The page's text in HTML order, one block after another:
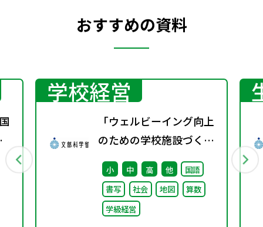
おすすめの資料
学校経営
「ウェルビーイング向上
のための学校施設づくり
のアイディア集」の公表
について
小 中 高 他
国語
書写
社会 地図
算数
学級経営